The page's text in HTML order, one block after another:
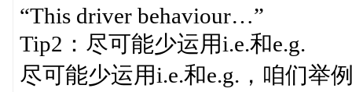
“This driver behaviour…”
Tip2：尽可能少运用i.e.和e.g.
尽可能少运用i.e.和e.g.，咱们举